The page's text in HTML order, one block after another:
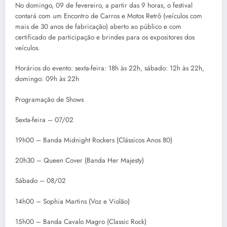
No domingo, 09 de fevereiro, a partir das 9 horas, o festival
contará com um Encontro de Carros e Motos Retrô (veículos com
mais de 30 anos de fabricação) aberto ao público e com
certificado de participação e brindes para os expositores dos
veículos.
Horários do evento: sexta-feira: 18h às 22h, sábado: 12h às 22h,
domingo: 09h às 22h
Programação de Shows
Sexta-feira – 07/02
19h00 – Banda Midnight Rockers (Clássicos Anos 80)
20h30 – Queen Cover (Banda Her Majesty)
Sábado – 08/02
14h00 – Sophia Martins (Voz e Violão)
15h00 – Banda Cavalo Magro (Classic Rock)